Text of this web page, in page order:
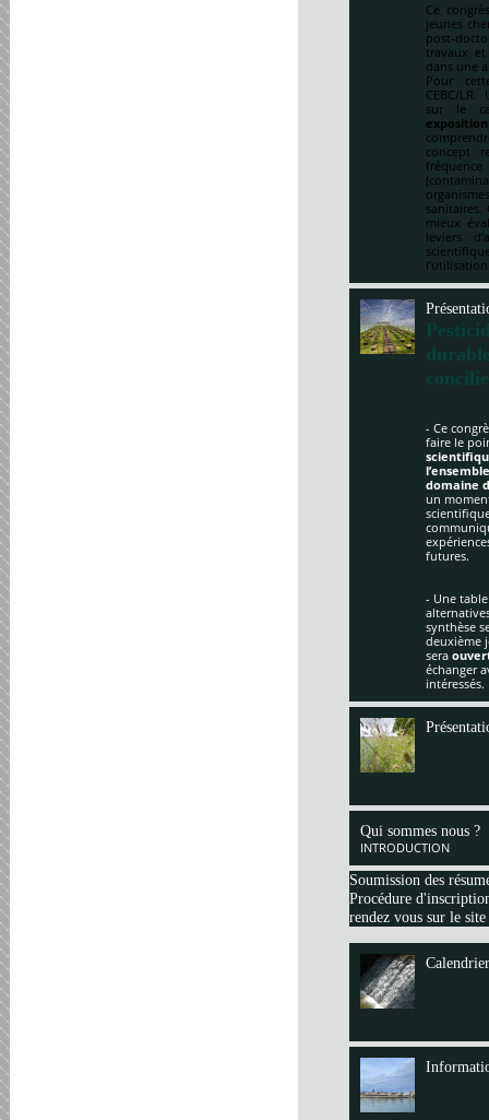
Ce
jeunes
post-
travaux
dans une
Pour
CEBC/
sur le
concept
sanitaires.
mieux
leviers
- Ce
faire le
domaine
un
futures.
- Une
synthèse
deuxième
sera
échanger
intéressés.
Qui sommes nous ?
INTRODUCTION
Soumission des
Procédure
rendez vous sur le
Calendrier